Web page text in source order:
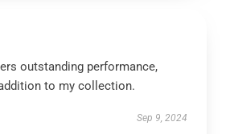
outstanding performance,
to my collection.
Sep 9, 2024